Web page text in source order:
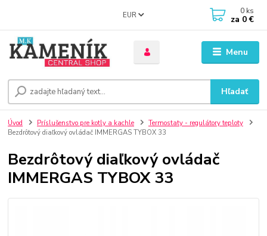
Menu
EUR
Hľadať
0 ks
za 0 €
Úvod Príslušenstvo pre kotly a kachle
Termostaty - regulátory teploty
Bezdrôtový diaľkový ovládač IMMERGAS TYBOX 33
Bezdrôtový diaľkový ovládač
IMMERGAS TYBOX 33